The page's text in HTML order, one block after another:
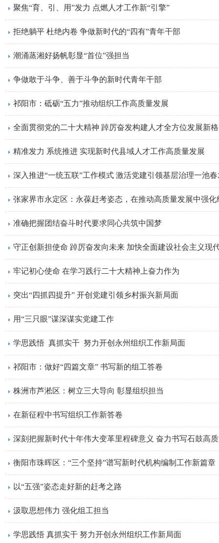
聚焦“育、引、用”发力 点燃人才工作新“引擎”
拒绝躺平 杜绝内卷 争做新时代的“四有”青年干部
潮涌蒸湘好扬帆彰显“首位”强担当
争做敢于斗争、善于斗争的新时代青年干部
祁阳市：砥砺“五力”推动组织工作高质量发展
全面贯彻党的二十大精神 踔厉奋发构建人才全方位发展新
精准发力 系统推进 实现新时代县域人才工作高质量发展
深入推进“一统五联”工作模式 激活党建引领基层治理一池春
张家界市永定区：永葆赶考姿态，在推动高质量发展中强化
准确把握团结奋斗时代要求同心共筑中国梦
守正创新担使命 踔厉奋发向未来 加快全面建设社会主义现
牢记初心使命 在学习践行二十大精神上奋力作为
突出“四抓四提升” 开创党建引领乡村振兴新局面
用“三只眼”谋深谋实党建工作
学思践悟 真抓实干 努力开创永州组织工作新局面
祁阳市：做好“四篇文章” 书写新的组工答卷
株洲市芦淞区：树立三大导向 彰显组织担当
在新征程中书写组织工作新答卷
深刻把握新时代十年伟大变革里程碑意义 奋力书写石鼓高
衡阳市珠晖区：“三个坚持”谱写新时代机构编制工作新篇章
以“五强”姿态走好新的赶考之路
汲取思想伟力 强化组工担当
学思践悟 真抓实干 努力开创永州组织工作新局面